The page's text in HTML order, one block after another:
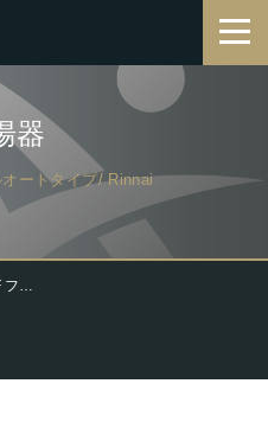
イプ
器
ートタイプ/ Rinnai